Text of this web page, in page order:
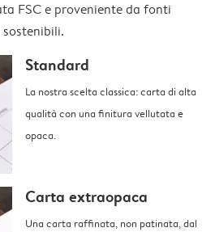
FSC e proveniente da fonti
sostenibili.
Standard
La nostra scelta classica: carta di alta
qualità con una finitura vellutata e
opaca.
Carta extraopaca
Una carta raffinata, non patinata, dal